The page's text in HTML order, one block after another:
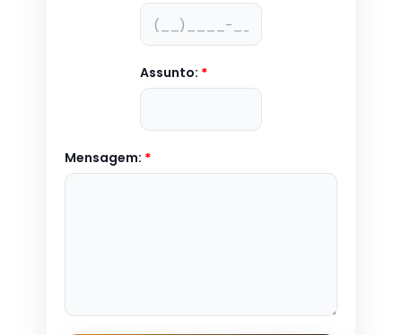
Assunto: *
Mensagem: *